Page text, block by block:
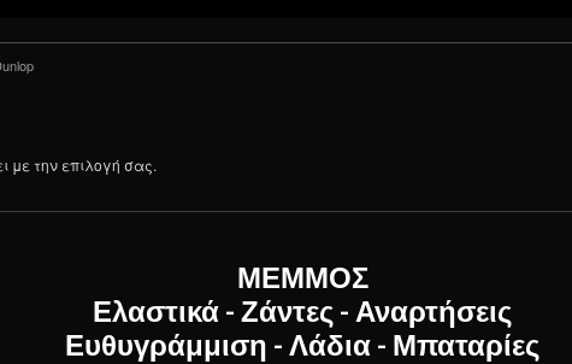
με την επιλογή σας.
ΜΕΜΜΟΣ
Ελαστικά - Ζάντες - Αναρτήσεις
Ευθυγράμμιση - Λάδια - Μπαταρίες